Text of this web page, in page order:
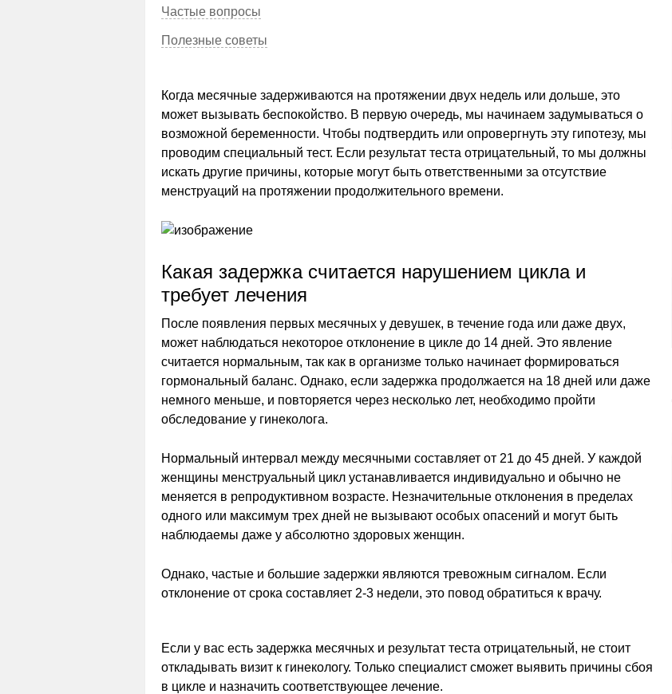
Частые вопросы
Полезные советы
Когда месячные задерживаются на протяжении двух недель или дольше, это
может вызывать беспокойство. В первую очередь, мы начинаем задумываться о
возможной беременности. Чтобы подтвердить или опровергнуть эту гипотезу, мы
проводим специальный тест. Если результат теста отрицательный, то мы должны
искать другие причины, которые могут быть ответственными за отсутствие
менструаций на протяжении продолжительного времени.
Какая задержка считается нарушением цикла и
требует лечения
После появления первых месячных у девушек, в течение года или даже двух,
может наблюдаться некоторое отклонение в цикле до 14 дней. Это явление
считается нормальным, так как в организме только начинает формироваться
гормональный баланс. Однако, если задержка продолжается на 18 дней или даже
немного меньше, и повторяется через несколько лет, необходимо пройти
обследование у гинеколога.
Нормальный интервал между месячными составляет от 21 до 45 дней. У каждой
женщины менструальный цикл устанавливается индивидуально и обычно не
меняется в репродуктивном возрасте. Незначительные отклонения в пределах
одного или максимум трех дней не вызывают особых опасений и могут быть
наблюдаемы даже у абсолютно здоровых женщин.
Однако, частые и большие задержки являются тревожным сигналом. Если
отклонение от срока составляет 2-3 недели, это повод обратиться к врачу.
Если у вас есть задержка месячных и результат теста отрицательный, не стоит
откладывать визит к гинекологу. Только специалист сможет выявить причины сбоя
в цикле и назначить соответствующее лечение.